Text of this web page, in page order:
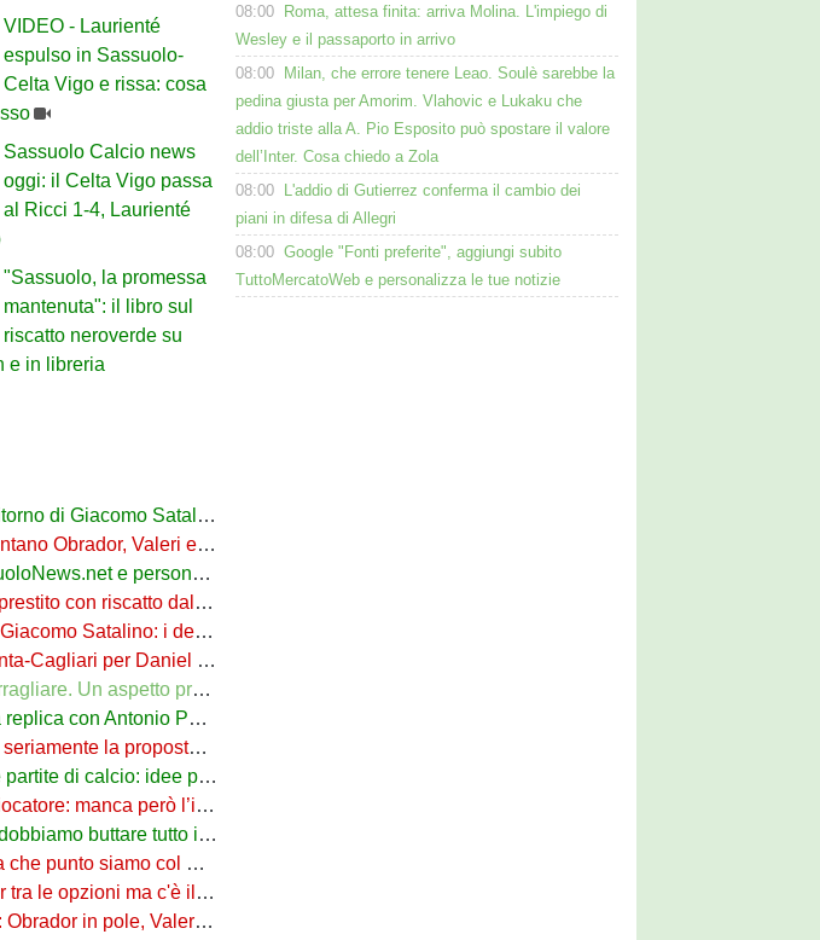
VIDEO - Laurienté
espulso in Sassuolo-
Celta Vigo e rissa: cosa
Sassuolo Calcio news
oggi: il Celta Vigo passa
al Ricci 1-4, Laurienté
"Sassuolo, la promessa
mantenuta": il libro sul
riscatto neroverde su
e in libreria
Satalino a un mese dall'addio
Valeri e Darmian per la difesa
e personalizza le tue notizie
riscatto dal Sassuolo
Satalino: i dettagli
Daniel Maldini: i dettagli
preoccupa Aquilani dopo il Celta
seconda voce nel 2° tempo
la proposta neroverde
per gli appassionati di sport
però l’intesa con il Sassuolo
buttare tutto in vacca”
siamo col Sassuolo"
ma c'è il solito Cagliari
in pole, Valeri l’alternativa
08:00
Roma, attesa finita: arriva Molina. L'impiego di
Wesley e il passaporto in arrivo
08:00
Milan, che errore tenere Leao. Soulè sarebbe la
pedina giusta per Amorim. Vlahovic e Lukaku che
addio triste alla A. Pio Esposito può spostare il valore
dell’Inter. Cosa chiedo a Zola
08:00
L'addio di Gutierrez conferma il cambio dei
piani in difesa di Allegri
08:00 Google "Fonti preferite", aggiungi subito
TuttoMercatoWeb e personalizza le tue notizie